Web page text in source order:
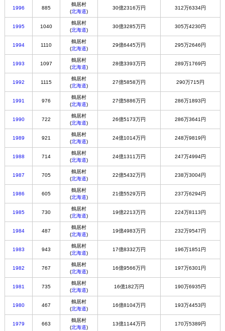
1996 885
鶴居村
(北海道)
30億2316万円 312万6334円
1995 1040
鶴居村
(北海道)
30億3285万円 305万4230円
1994 1110
鶴居村
(北海道)
29億6445万円 295万2646円
1993 1097
鶴居村
(北海道)
28億3393万円 289万1769円
1992 1115
鶴居村
(北海道)
27億5858万円 290万715円
1991 976
鶴居村
(北海道)
27億5886万円 286万1893円
1990 722
鶴居村
(北海道)
26億5173万円 286万3641円
1989 921
鶴居村
(北海道)
24億1014万円 248万9819円
1988 714
鶴居村
(北海道)
24億1311万円 247万4994円
1987 705
鶴居村
(北海道)
22億5432万円 238万3004円
1986 605
鶴居村
(北海道)
21億5529万円 237万6294円
1985 730
鶴居村
(北海道)
19億2213万円 224万8113円
1984 487
鶴居村
(北海道)
19億4983万円 232万9547円
1983 943
鶴居村
(北海道)
17億8332万円 196万1851円
1982 767
鶴居村
(北海道)
16億9566万円 197万6301円
1981 735
鶴居村
(北海道)
16億182万円 190万6935円
1980 467
鶴居村
(北海道)
16億8104万円 193万4453円
1979 663
鶴居村
(北海道)
13億1144万円 170万5389円